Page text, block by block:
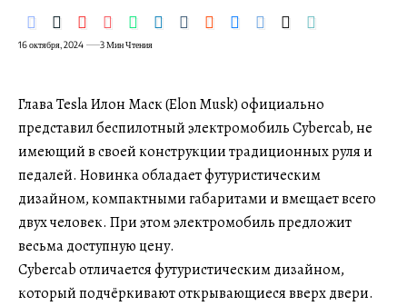
16 октября, 2024 3 Мин Чтения
Глава Tesla Илон Маск (Elon Musk) официально
представил беспилотный электромобиль Cybercab, не
имеющий в своей конструкции традиционных руля и
педалей. Новинка обладает футуристическим
дизайном, компактными габаритами и вмещает всего
двух человек. При этом электромобиль предложит
весьма доступную цену.
Cybercab отличается футуристическим дизайном,
который подчёркивают открывающиеся вверх двери.